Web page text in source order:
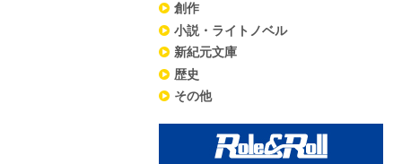
創作
小説・ライトノベル
新紀元文庫
歴史
その他